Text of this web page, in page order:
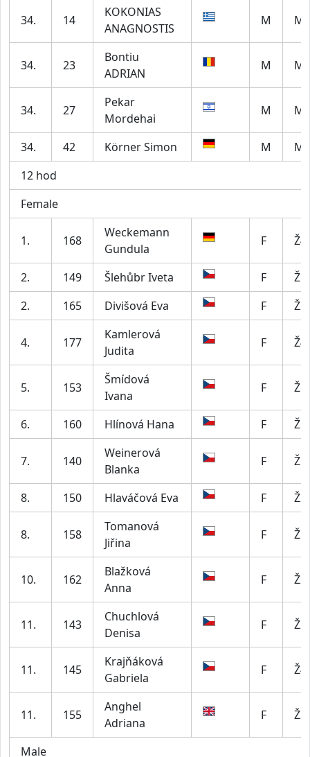
34. 14
KOKONIAS
ANAGNOSTIS
M
34. 23
Bontiu
ADRIAN
M
34. 27
Pekar
Mordehai
M
34. 42 Körner Simon M
12 hod
Female
1. 168
Weckemann
Gundula
F
2. 149 Šlehůbr Iveta F
2.
165 Divišová Eva F
4. 177
Kamlerová
Judita
F
5. 153
Šmídová
Ivana
F
6. 160 Hlínová Hana F
7. 140
Weinerová
Blanka
F
8. 150 Hlaváčová Eva F
8. 158
Tomanová
Jiřina
F
10. 162
Blažková
Anna
F
11. 143
Chuchlová
Denisa
F
11. 145
Krajňáková
Gabriela
F
11. 155
Anghel
Adriana
F
Male